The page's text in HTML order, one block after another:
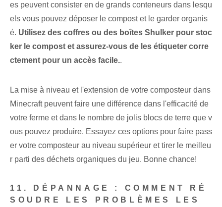
es peuvent consister en de grands conteneurs dans lesqu
els vous pouvez déposer le compost et le garder organis
é. Utilisez des coffres ou des boîtes Shulker pour stoc
ker le compost et assurez-vous de les étiqueter corre
ctement pour un accès facile..
La mise à niveau et l'extension de votre composteur dans
Minecraft peuvent faire une différence dans l'efficacité de
votre ferme et dans le nombre de jolis blocs de terre que v
ous pouvez produire. Essayez ces options pour faire pass
er votre composteur au niveau supérieur et tirer le meilleu
r parti des déchets organiques du jeu. Bonne chance!
11. DÉPANNAGE : COMMENT RÉ
SOUDRE LES PROBLÈMES LES